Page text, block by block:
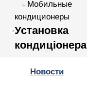
Мобильные
кондиционеры
Установка
кондиціонера
Новости